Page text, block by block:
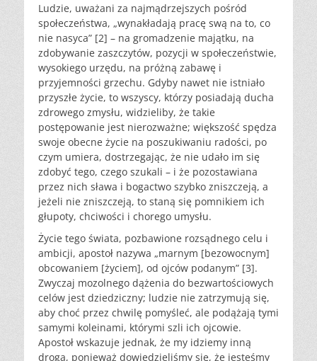
Ludzie, uważani za najmądrzejszych pośród
społeczeństwa, „wynakładają pracę swą na to, co
nie nasyca” [2] – na gromadzenie majątku, na
zdobywanie zaszczytów, pozycji w społeczeństwie,
wysokiego urzędu, na próżną zabawę i
przyjemności grzechu. Gdyby nawet nie istniało
przyszłe życie, to wszyscy, którzy posiadają ducha
zdrowego zmysłu, widzieliby, że takie
postępowanie jest nierozważne; większość spędza
swoje obecne życie na poszukiwaniu radości, po
czym umiera, dostrzegając, że nie udało im się
zdobyć tego, czego szukali – i że pozostawiana
przez nich sława i bogactwo szybko zniszczeją, a
jeżeli nie zniszczeją, to staną się pomnikiem ich
głupoty, chciwości i chorego umysłu.
Życie tego świata, pozbawione rozsądnego celu i
ambicji, apostoł nazywa „marnym [bezowocnym]
obcowaniem [życiem], od ojców podanym” [3].
Zwyczaj mozolnego dążenia do bezwartościowych
celów jest dziedziczny; ludzie nie zatrzymują się,
aby choć przez chwilę pomyśleć, ale podążają tymi
samymi koleinami, którymi szli ich ojcowie.
Apostoł wskazuje jednak, że my idziemy inną
drogą, ponieważ dowiedzieliśmy się, że jesteśmy